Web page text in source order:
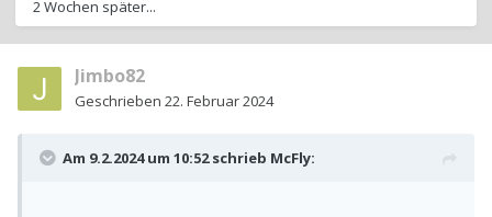
2 Wochen später...
Jimbo82
Geschrieben 22. Februar 2024
Am 9.2.2024 um 10:52 schrieb McFly: